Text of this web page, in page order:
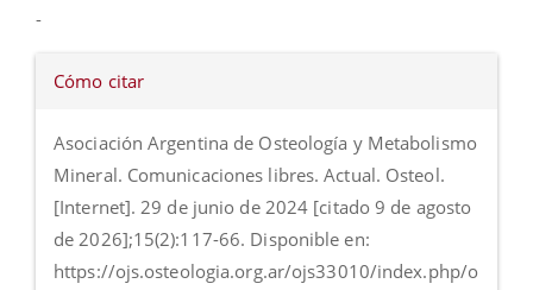
-
Detalles
del
artículo
Cómo citar
Asociación Argentina de Osteología y Metabolismo
Mineral. Comunicaciones libres. Actual. Osteol.
[Internet]. 29 de junio de 2024 [citado 9 de agosto
de 2026];15(2):117-66. Disponible en:
https://ojs.osteologia.org.ar/ojs33010/index.php/o